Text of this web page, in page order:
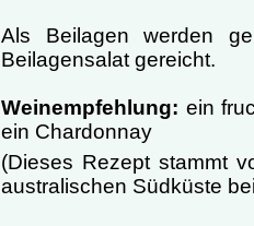
Als Beilagen werden
Beilagensalat gereicht.
Weinempfehlung: ein
ein Chardonnay
(Dieses Rezept stammt
australischen Südküste